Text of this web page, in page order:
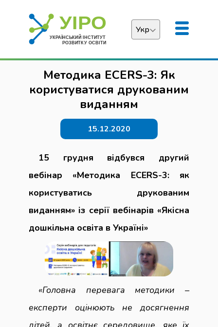
Укр
English
Методика ECERS-3: Як
користуватися друкованим
виданням
15.12.2020
15 грудня відбувся другий
вебінар «Методика ECERS-3: як
користуватись друкованим
виданням» із серії вебінарів «Якісна
дошкільна освіта в Україні»
«Головна перевага методики –
експерти оцінюють не досягнення